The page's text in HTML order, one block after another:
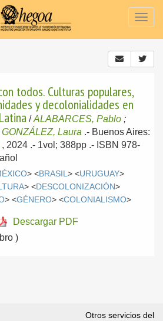
todos. Culturas populares,
y decolonialidades en
/ALABARCES, Pablo ;
Laura .- Buenos Aires:
, 2024 .- 1vol; 388pp .- ISBN 978-
> <BRASIL > <URUGUAY>
> <DESCOLONIZACIÓN>
> <GÉNERO> <COLONIALISMO>
Descargar PDF
)
Otros servicios del